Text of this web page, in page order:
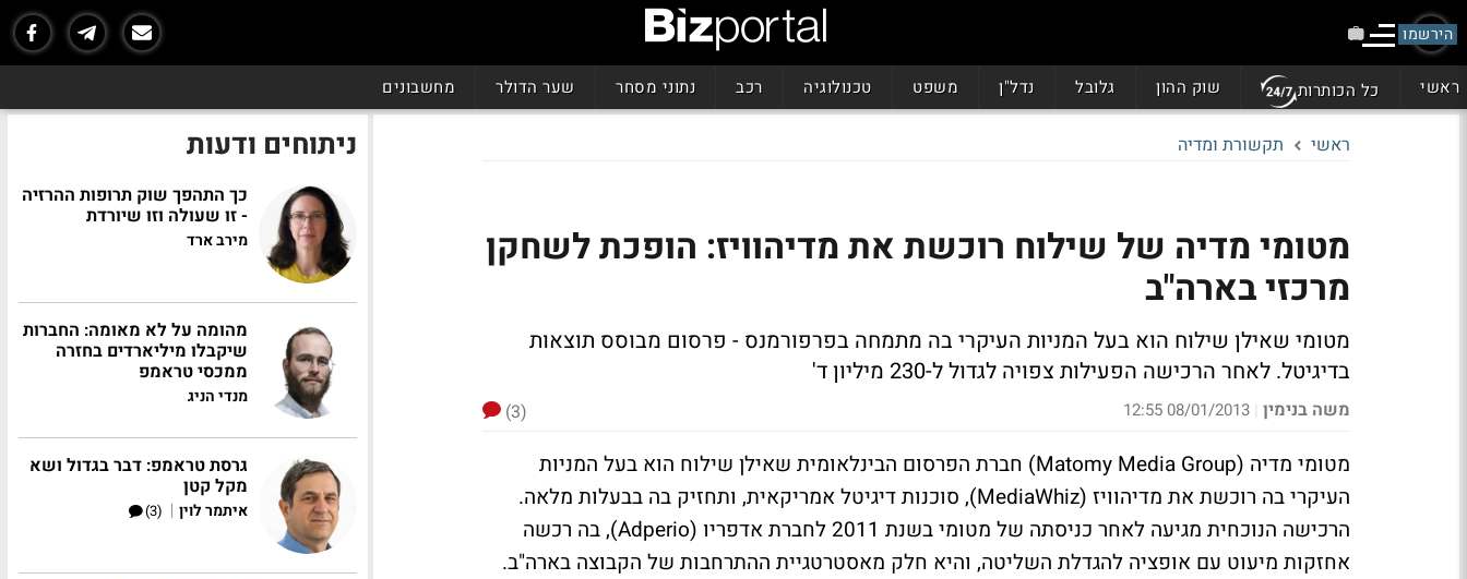
הירשמו
ראשי כל הכותרות שוק ההון גלובל נדל"ן משפט טכנולוגיה רכב נתוני מסחר שער הדולר מחשבונים
ראשי תקשורת ומדיה
מטומי מדיה של שילוח רוכשת את מדיהוויז: הופכת לשחקן
מרכזי בארה"ב
מטומי שאילן שילוח הוא בעל המניות העיקרי בה מתמחה בפרפורמנס - פרסום מבוסס תוצאות
בדיגיטל. לאחר הרכישה הפעילות צפויה לגדול ל-230 מיליון ד'
משה בנימין |
08/01/2013 12:55
(3)
מטומי מדיה (Matomy Media Group) חברת הפרסום הבינלאומית שאילן שילוח הוא בעל המניות
העיקרי בה רוכשת את מדיהוויז (MediaWhiz), סוכנות דיגיטל אמריקאית, ותחזיק בה בבעלות מלאה.
הרכישה הנוכחית מגיעה לאחר כניסתה של מטומי
בשנת 2011 לחברת אדפריו (Adperio), בה רכשה
אחזקות מיעוט עם אופציה להגדלת השליטה, והיא חלק מאסטרטגיית ההתרחבות של הקבוצה בארה"ב.
ניתוחים ודעות
כך התהפך שוק תרופות ההרזיה
- זו שעולה וזו שיורדת
מירב ארד
מהומה על לא מאומה: החברות
שיקבלו מיליארדים בחזרה
ממכסי טראמפ
מנדי הניג
גרסת טראמפ: דבר בגדול ושא
מקל קטן
איתמר לוין |
(3)